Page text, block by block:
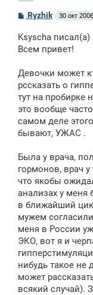
С
о
б
щ
и
Ryzhik 30 окт
Ksyscha писал(а)
Всем привет!
Девочки может
рссказать о
тут на пробирке
это вообще
самом деле
бывают, УЖАС .
Была у врача,
гормонов, врач
что якобы
анализах у
в ближайший
мужем
меня в России
ЭКО, вот я и
нибудь такое
может
всякий случай).